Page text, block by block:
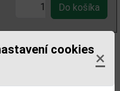
cookies×
zbierka Armagnacu.
ročníky sú ručne stáčané